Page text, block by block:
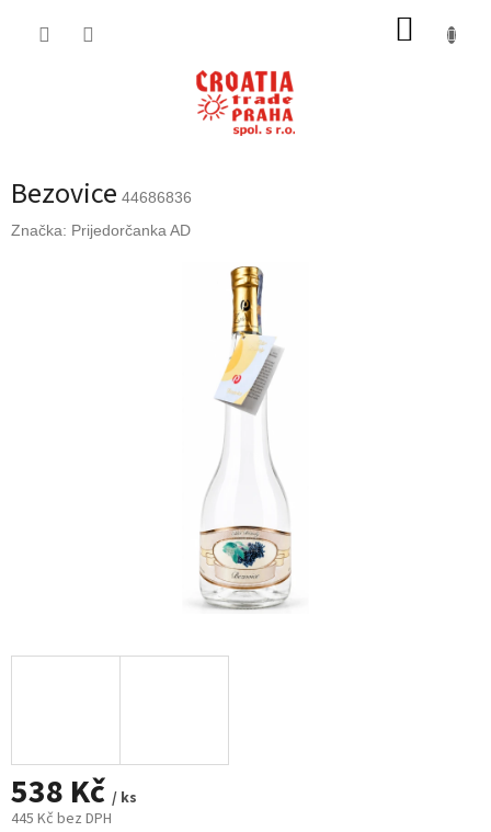
Bezovice 44686836
Značka: Prijedorčanka AD
538 Kč / ks
445 Kč bez DPH